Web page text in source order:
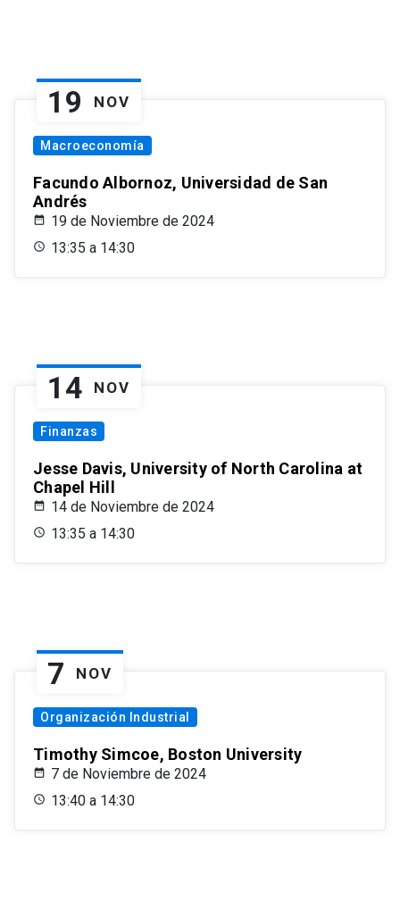
19 NOV
Macroeconomía
Facundo Albornoz, Universidad de San
Andrés
19 de Noviembre de 2024
13:35 a 14:30
14 NOV
Finanzas
Jesse Davis, University of North Carolina at
Chapel Hill
14 de Noviembre de 2024
13:35 a 14:30
7 NOV
Organización Industrial
Timothy Simcoe, Boston University
7 de Noviembre de 2024
13:40 a 14:30